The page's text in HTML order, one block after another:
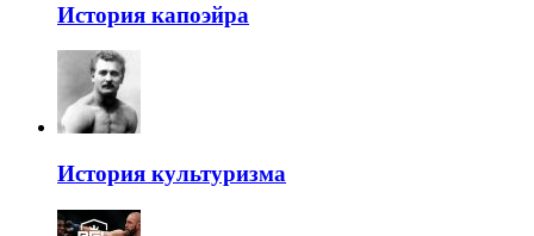
История капоэйра
История культуризма